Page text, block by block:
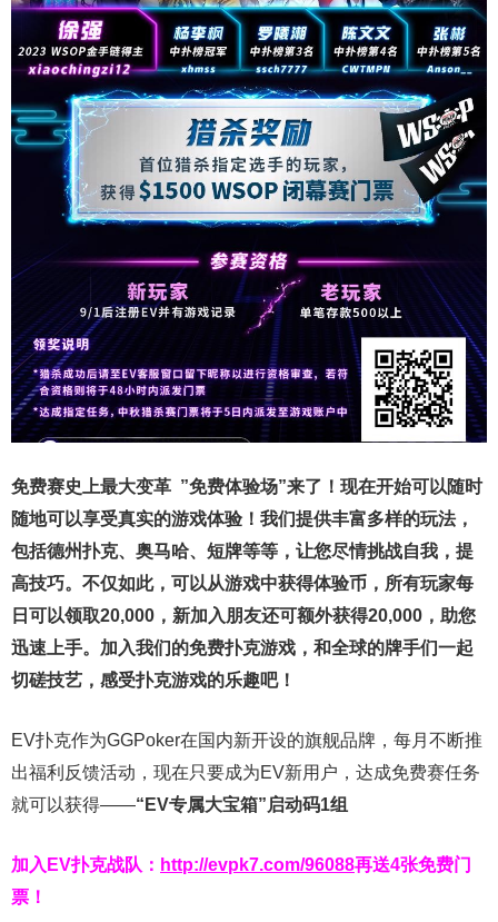
免费赛史上最大变革 ”免费体验场”来了！ 现在开始可以随时
随地可以享受真实的游戏体验！我们提供丰富多样的玩法，
包括德州扑克、奥马哈、短牌等等，让您尽情挑战自我，提
高技巧。不仅如此， 可以从游戏中获得体验币，所有玩家每
日可以领取20,000，新加入朋友还可额外获得20,000，助您
迅速上手。 加入我们的免费扑克游戏，和全球的牌手们一起
切磋技艺，感受扑克游戏的乐趣吧！
EV扑克作为GGPoker在国内新开设的旗舰品牌，每月不断推
出福利反馈活动，现在只要成为EV新用户，达成免费赛任务
就可以获得——“EV专属大宝箱”启动码1组
加入EV扑克战队： http://evpk7.com/96088再送4张免费门
票！